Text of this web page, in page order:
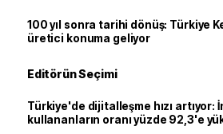
100 yıl sonra tarihi dönüş: Türkiye
üretici konuma geliyor
Editörün Seçimi
Türkiye'de dijitalleşme hızı artıyor:
kullananların oranı yüzde 92,3'e